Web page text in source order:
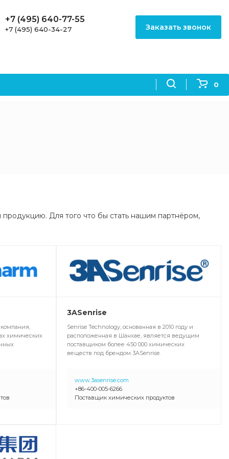
0
+7 (495) 640-77-55
+7 (495) 640-34-27 Заказать звонок
Для того что бы стать нашим партнёром,
химических
3ASenrise
Senrise Technology, основанная в 2010 году и
расположенная в Шанхае, является ведущим
поставщиком более 450 000 химических
веществ под брендом 3ASenrise.
www.3asenrise.com
+86-400-005-6266
Поставщик химических продуктов